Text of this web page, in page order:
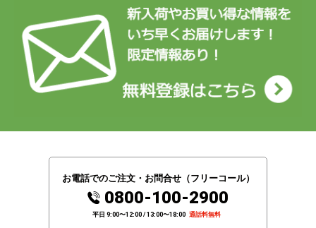
お電話でのご注文・お問合せ（フリーコール）
0800-100-2900
平日 9:00〜12:00 / 13:00〜18:00 通話料無料
閉じる